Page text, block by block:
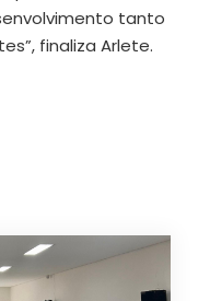
tanto
finaliza Arlete.